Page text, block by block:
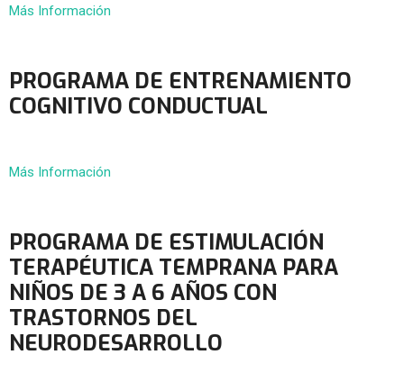
Más Información
PROGRAMA DE ENTRENAMIENTO
COGNITIVO CONDUCTUAL
Más Información
PROGRAMA DE ESTIMULACIÓN
TERAPÉUTICA TEMPRANA PARA
NIÑOS DE 3 A 6 AÑOS CON
TRASTORNOS DEL
NEURODESARROLLO